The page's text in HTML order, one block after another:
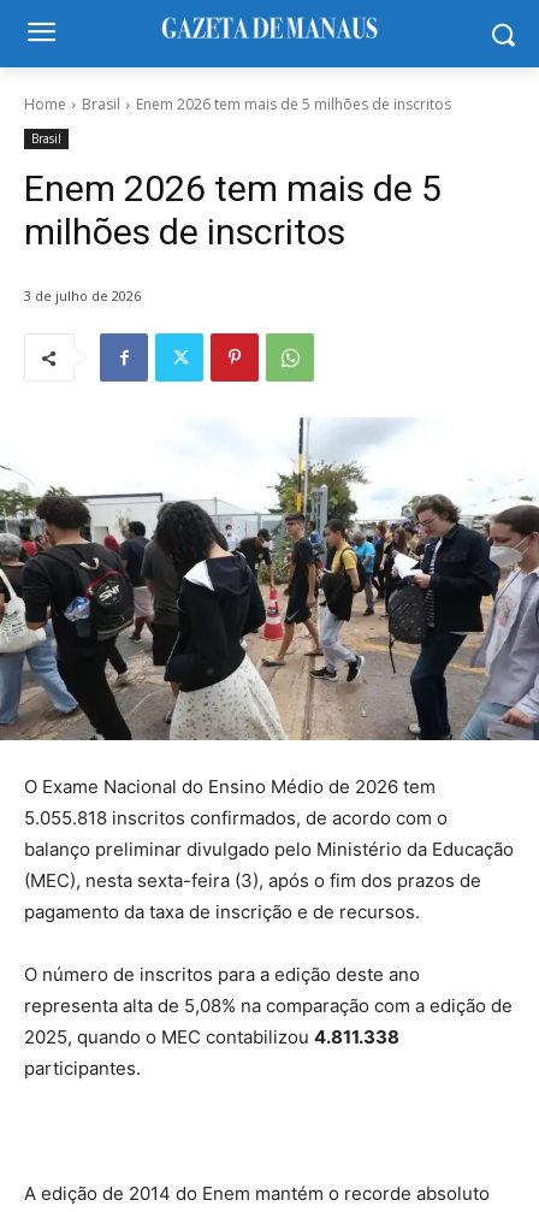
Home Brasil Enem 2026 tem mais de 5 milhões de inscritos
Brasil
Enem 2026 tem mais de 5
milhões de inscritos
3 de julho de 2026
O Exame Nacional do Ensino Médio de 2026 tem
5.055.818 inscritos confirmados, de acordo com o
balanço preliminar divulgado pelo Ministério da Educação
(MEC), nesta sexta-feira (3), após o fim dos prazos de
pagamento da taxa de inscrição e de recursos.
O número de inscritos para a edição deste ano
representa alta de 5,08% na comparação com a edição de
2025, quando o MEC contabilizou 4.811.338
participantes.
A edição de 2014 do Enem mantém o recorde absoluto